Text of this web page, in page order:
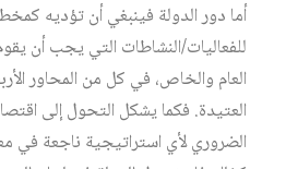
أما دور الدولة فينبغي أن تؤديه
للفعاليات/النشاطات التي يجب أن
العام والخاص، في كل من المحاور
العتيدة. فكما يشكل التحول إلى
الضروري لأي استراتيجية ناجعة في